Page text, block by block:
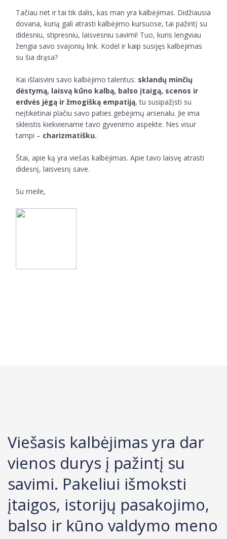
Tačiau net ir tai tik dalis, kas man yra kalbėjimas. Didžiausia
dovana, kurią gali atrasti kalbėjimo kursuose, tai pažintį su
didesniu, stipresniu, laisvesniu savimi! Tuo, kuris lengviau
žengia savo svajonių link. Kodėl ir kaip susijęs kalbėjimas
su šia drąsa?
Kai išlaisvini savo kalbėjimo talentus: sklandų minčių
dėstymą, laisvą kūno kalbą, balso įtaigą, scenos ir
erdvės jėgą ir žmogišką empatiją, tu susipažįsti su
neįtikėtinai plačiu savo paties gebėjimų arsenalu. Jie ima
skleistis kiekviename tavo gyvenimo aspekte. Nes visur
tampi – charizmatišku.
Štai, apie ką yra viešas kalbėjimas. Apie tavo laisvę atrasti
didesnį, laisvesnį save.
Su meile,
Viešasis kalbėjimas yra dar
vienos durys į pažintį su
savimi. Pakeliui išmoksti
įtaigos, istorijų pasakojimo,
balso ir kūno valdymo meno